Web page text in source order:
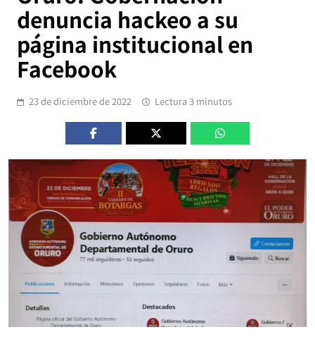
denuncia hackeo a su
página institucional en
Facebook
23 de diciembre de 2022 Lectura 3 minutos